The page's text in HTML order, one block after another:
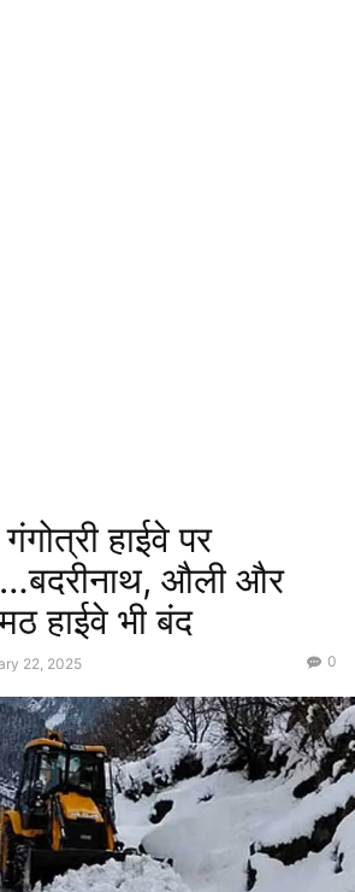
हाईवे पर
औली और
हाईवे भी बंद
22, 2025 0